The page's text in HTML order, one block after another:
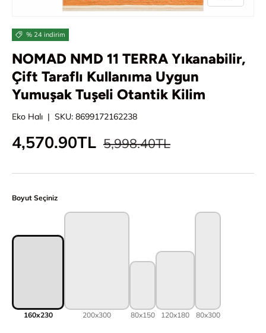
% 24 indirim
NOMAD NMD 11 TERRA Yıkanabilir,
Çift Taraflı Kullanıma Uygun
Yumuşak Tuşeli Otantik Kilim
Eko Halı | SKU: 8699172162238
İndirimli fiyat
4,570.90TL Normal fiyat
5,998.40TL
Boyut Seçiniz
160x230 200x300 80x150 120x180 80x300